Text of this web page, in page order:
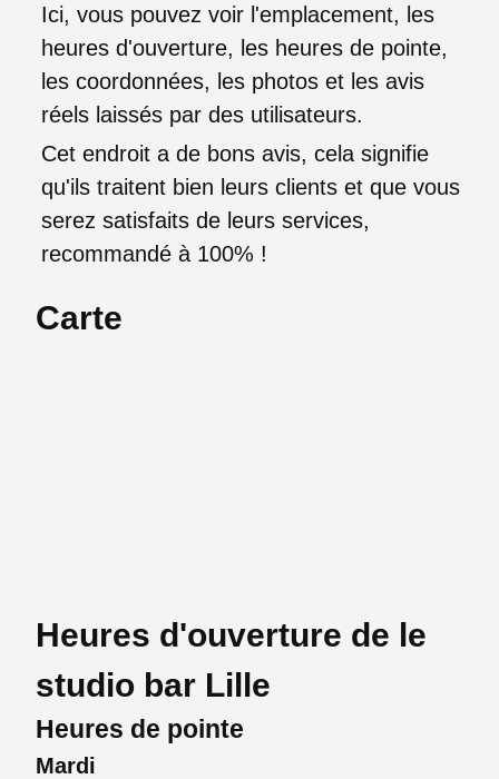
Ici, vous pouvez voir l'emplacement, les
heures d'ouverture, les heures de pointe,
les coordonnées, les photos et les avis
réels laissés par des utilisateurs.
Cet endroit a de bons avis, cela signifie
qu'ils traitent bien leurs clients et que vous
serez satisfaits de leurs services,
recommandé à 100% !
Carte
Heures d'ouverture de le
studio bar Lille
Heures de pointe
Mardi